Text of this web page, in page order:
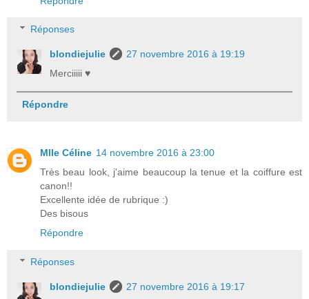
Réponses
blondiejulie
27 novembre 2016 à 19:19
Merciiiii ♥
Répondre
Mlle Céline 14 novembre 2016 à 23:00
Très beau look, j'aime beaucoup la tenue et la coiffure est
canon!!
Excellente idée de rubrique :)
Des bisous
Répondre
Réponses
blondiejulie
27 novembre 2016 à 19:17